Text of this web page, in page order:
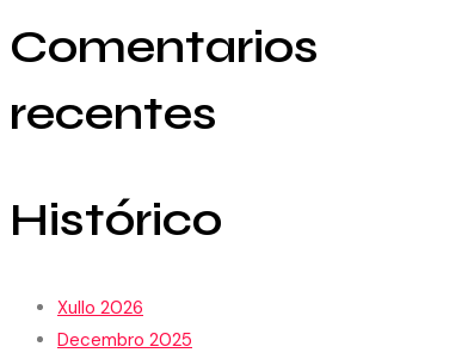
Comentarios
recentes
Histórico
Xullo 2026
Decembro 2025